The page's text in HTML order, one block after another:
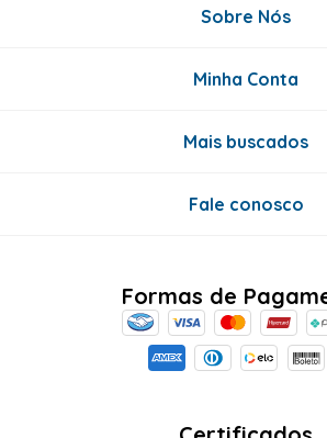
Sobre Nós
Minha Conta
Mais buscados
Fale conosco
Formas de